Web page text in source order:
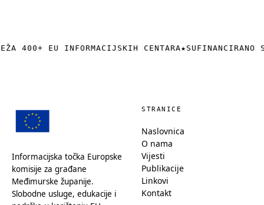
400+ EU INFORMACIJSKIH CENTARA★ SUFINANCIRANO
Informacijska točka Europske
komisije za građane
Međimurske županije.
Slobodne usluge, edukacije i
STRANICE
Naslovnica
O nama
Vijesti
Publikacije
Linkovi
Kontakt